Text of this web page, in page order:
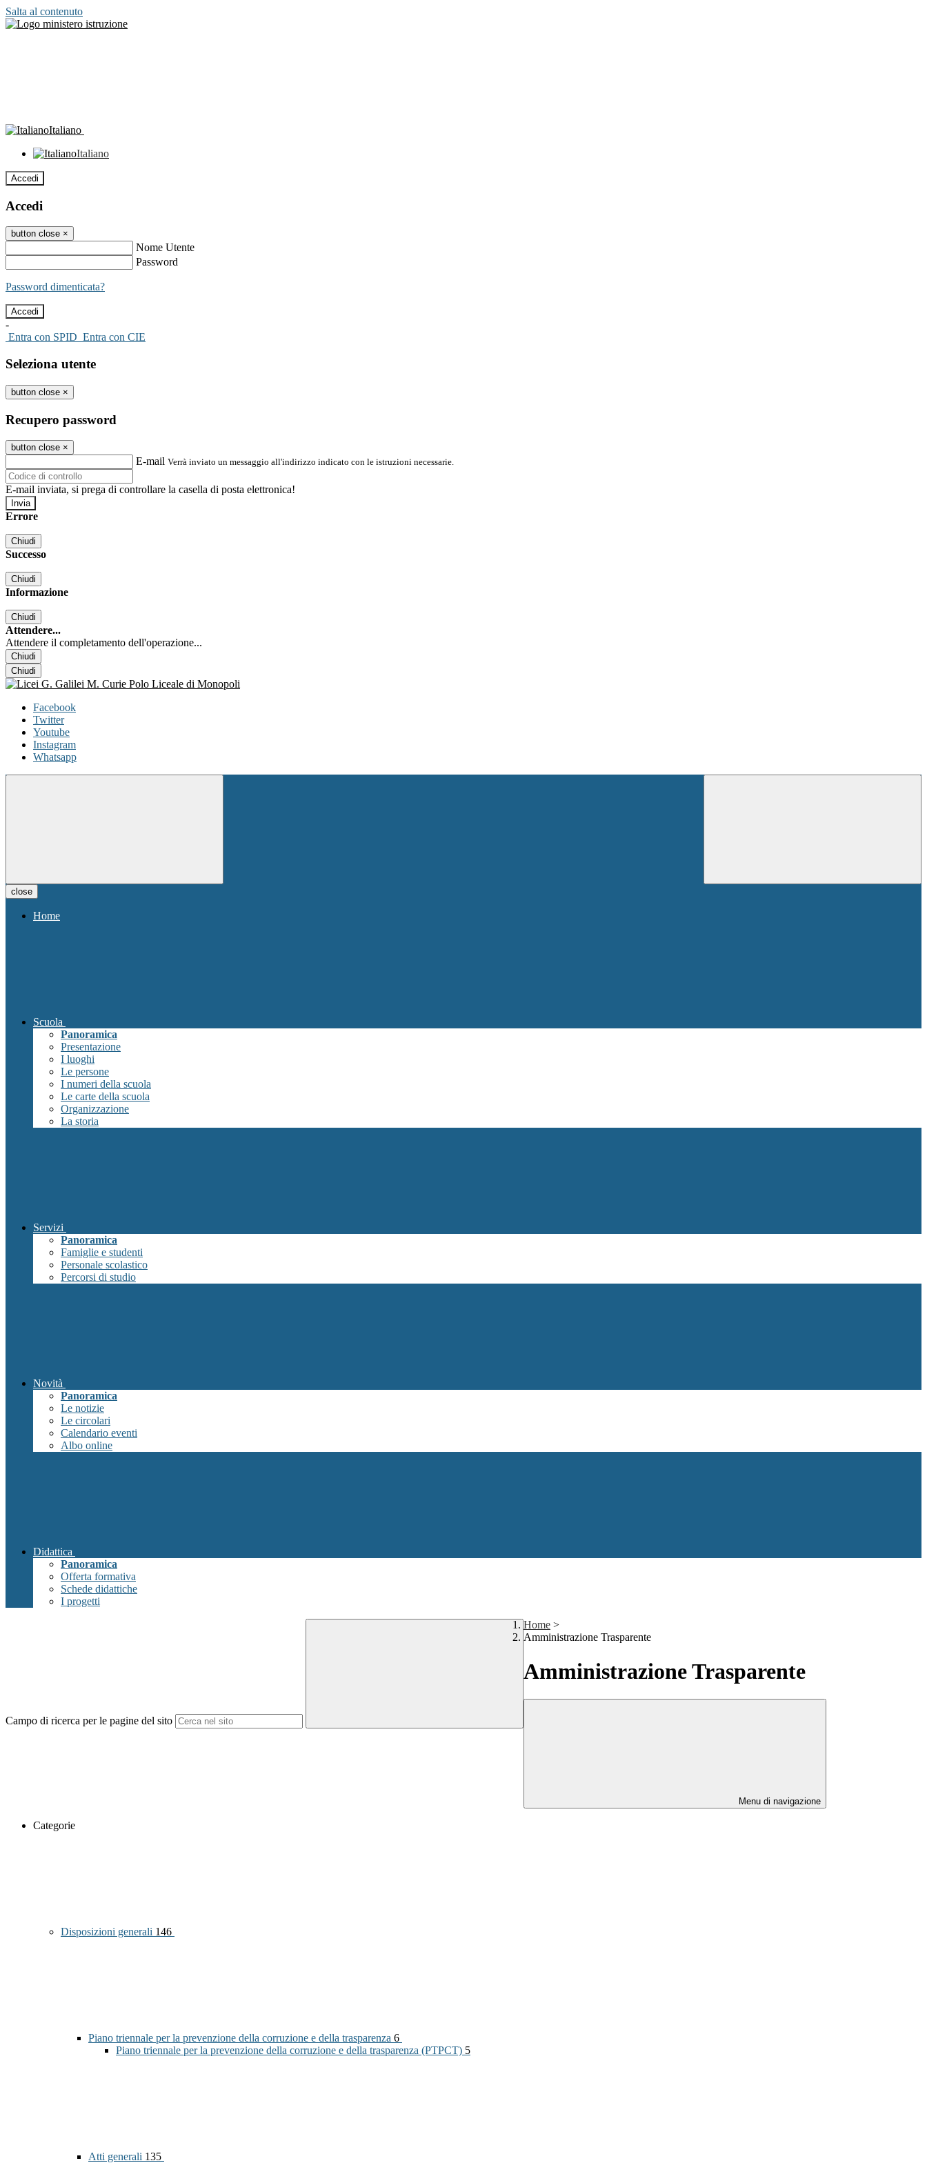
Salta al contenuto
Italiano
Italiano
Accedi
Accedi
button close ×
Nome Utente
Password
Password dimenticata?
-
Entra con SPID Entra con CIE
Seleziona utente
button close ×
Recupero password
button close ×
E-mail Verrà inviato un messaggio all'indirizzo indicato con le istruzioni necessarie.
E-mail inviata, si prega di controllare la casella di posta elettronica!
Errore
Chiudi
Successo
Chiudi
Informazione
Chiudi
Attendere...
Attendere il completamento dell'operazione...
Chiudi
Chiudi
Facebook
Twitter
Youtube
Instagram
Whatsapp
close
Home
Scuola
Panoramica
Presentazione
I luoghi
Le persone
I numeri della scuola
Le carte della scuola
Organizzazione
La storia
Servizi
Panoramica
Famiglie e studenti
Personale scolastico
Percorsi di studio
Novità
Panoramica
Le notizie
Le circolari
Calendario eventi
Albo online
Didattica
Panoramica
Offerta formativa
Schede didattiche
I progetti
Campo di ricerca per le pagine del sito
Home >
Amministrazione Trasparente
Amministrazione Trasparente
Menu di navigazione
Categorie
Disposizioni generali 146
Piano triennale per la prevenzione della corruzione e della trasparenza 6
Piano triennale per la prevenzione della corruzione e della trasparenza (PTPCT) 5
Atti generali 135